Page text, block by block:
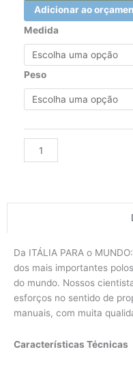
Adicionar ao
Medida
Peso
SOQUETE
SEXTAVADO
QUADRA
1/2
(24)
quantidade
Da ITÁLIA PARA o
dos mais importantes
do mundo. Nossos
esforços no sentido de
manuais, com muita
Características Técnicas